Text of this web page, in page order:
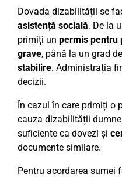
Dovada dizabilității se
asistență socială. De la
primiți un permis pentru
grave, până la un grad
stabilire. Administrația
decizii.
În cazul în care primiți o
cauza dizabilității
suficiente ca dovezi și
documente similare.
Pentru acordarea sumei